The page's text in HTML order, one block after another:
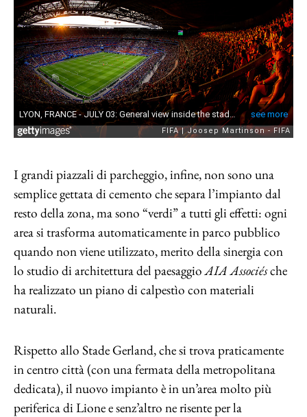
I grandi piazzali di parcheggio, infine, non sono una
semplice gettata di cemento che separa l’impianto dal
resto della zona, ma sono “verdi” a tutti gli effetti: ogni
area si trasforma automaticamente in parco pubblico
quando non viene utilizzato, merito della sinergia con
lo studio di architettura del paesaggioAIA Associésche
ha realizzato un piano di calpestìo con materiali
naturali.
Rispetto allo Stade Gerland, che si trova praticamente
in centro città (con una fermata della metropolitana
dedicata), il nuovo impianto è in un’area molto più
periferica di Lione e senz’altro ne risente per la